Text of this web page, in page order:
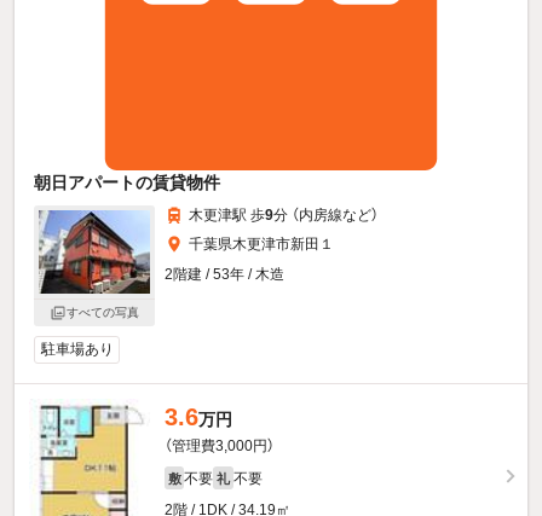
朝日アパートの賃貸物件
すべての写真
木更津駅 歩9分 （内房線など）
千葉県木更津市新田１
2階建 / 53年 / 木造
駐車場あり
3.6万円
（管理費3,000円）
敷 不要 礼 不要
2階 / 1DK / 34.19㎡